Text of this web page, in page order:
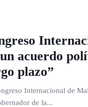
acuerdo
plazo”
Internacional de
de la...